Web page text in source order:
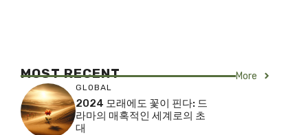
MOST RECENT More
GLOBAL
2024 모래에도 꽃이 핀다: 드
라마의 매혹적인 세계로의 초
대